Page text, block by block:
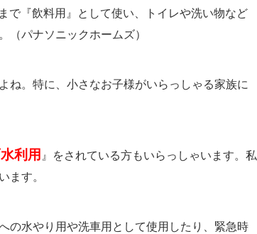
で『飲料用』として使い、トイレや洗い物など
パナソニックホームズ）
ね。特に、小さなお子様がいらっしゃる家族に
利用 』をされている方もいらっしゃいます。私
ます。
の水やり用や洗車用として使用したり、緊急時